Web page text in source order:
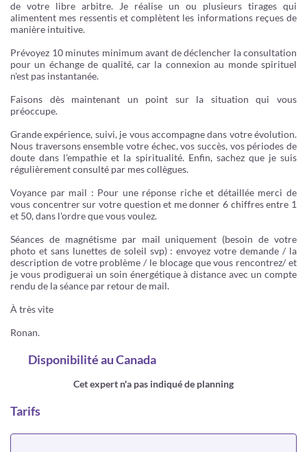
de votre libre arbitre. Je réalise un ou plusieurs tirages qui
alimentent mes ressentis et complètent les informations reçues de
manière intuitive.
Prévoyez 10 minutes minimum avant de déclencher la consultation
pour un échange de qualité, car la connexion au monde spirituel
n'est pas instantanée.
Faisons dès maintenant un point sur la situation qui vous
préoccupe.
Grande expérience, suivi, je vous accompagne dans votre évolution.
Nous traversons ensemble votre échec, vos succès, vos périodes de
doute dans l'empathie et la spiritualité. Enfin, sachez que je suis
régulièrement consulté par mes collègues.
Voyance par mail : Pour une réponse riche et détaillée merci de
vous concentrer sur votre question et me donner 6 chiffres entre 1
et 50, dans l'ordre que vous voulez.
Séances de magnétisme par mail uniquement (besoin de votre
photo et sans lunettes de soleil svp) : envoyez votre demande / la
description de votre problème / le blocage que vous rencontrez/ et
je vous prodiguerai un soin énergétique à distance avec un compte
rendu de la séance par retour de mail.
À très vite
Ronan.
Disponibilitéau Canada
Cet expert n'a pas indiqué de planning
Tarifs